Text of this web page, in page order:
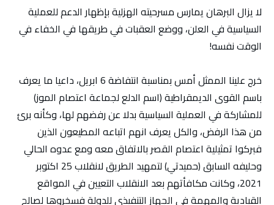
لا يزال البرهان يمارس مسرحيته الهزلية بإظهار الدعم للعملية
السياسية في العلن، ووضع العقبات في طريقها في الخفاء في
الوقت نفسه!
خرج علينا الممثل أمس بمناسبة انتفاضة 6 ابريل، داعيا ما يعرف
باسم القوى الديمقراطية (اسم الدلع لجماعة اعتصام الموز)
للمشاركة في العملية السياسية بدلا عن رفضهم لها، وكأنه برئ
من هذا الرفض، والكل يعرف انهم اتباعه المطيعون الذين
فبركوا تمثيلية اعتصام القصر بالاتفاق معه ومع عدوه الحالي
وحليفه السابق (حميدتي) لتمهيد الطريق لانقلاب 25 اكتوبر
2021، وكانت مكافأتهم بعد الانقلاب التعيين في المواقع
القيادية والمهمة في الجهاز التنفيذي للدولة فسخروها لصالح